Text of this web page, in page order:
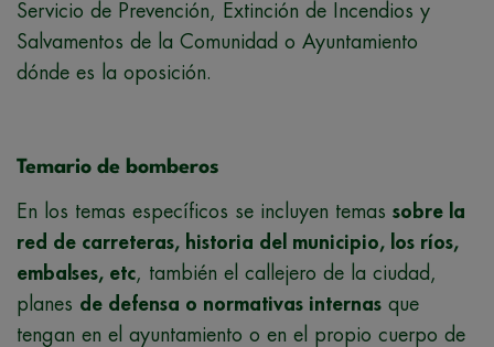
Servicio de Prevención, Extinción de Incendios y
Salvamentos de la Comunidad o Ayuntamiento
dónde es la oposición.
Temario de bomberos
En los temas específicos se incluyen temas sobre la
red de carreteras, historia del municipio, los ríos,
embalses, etc, también el callejero de la ciudad,
planes de defensa o normativas internas que
tengan en el ayuntamiento o en el propio cuerpo de